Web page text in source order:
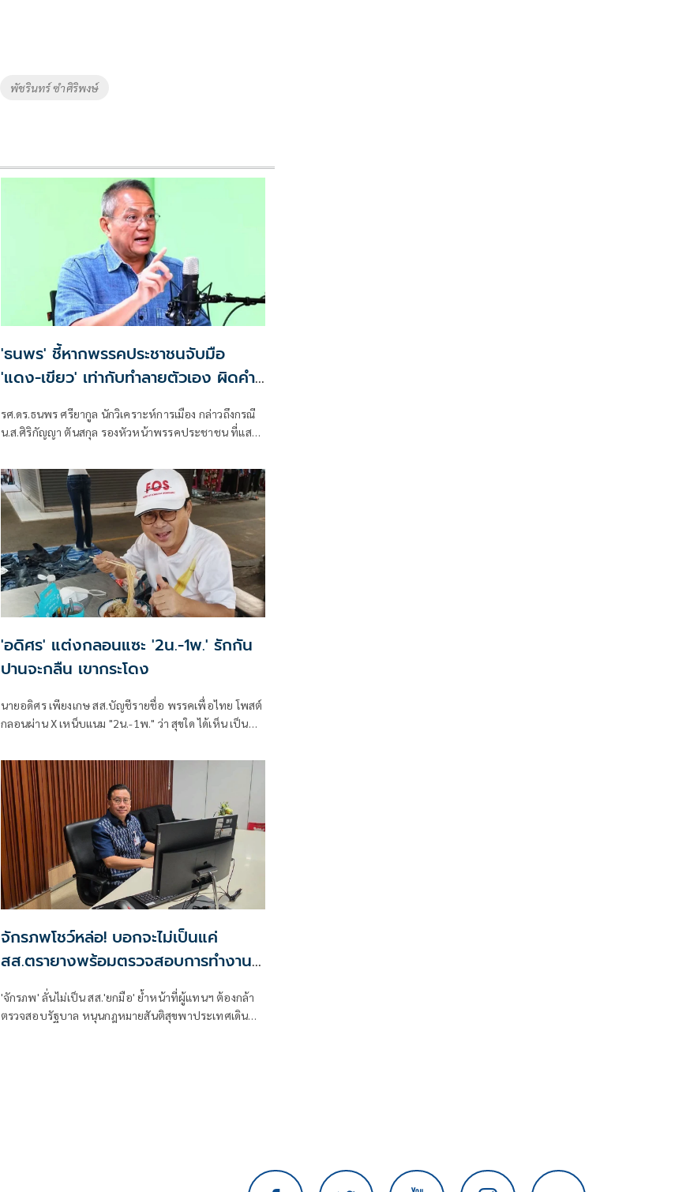
พัชรินทร์ ซำศิริพงษ์
'ธนพร' ชี้หากพรรคประชาชนจับมือ
'แดง-เขียว' เท่ากับทำลายตัวเอง ผิดคำ
รศ.ดร.ธนพร ศรียากูล นักวิเคราะห์การเมือง กล่าวถึงกรณี
น.ส.ศิริกัญญา ตันสกุล รองหัวหน้าพรรคประชาชน ที่แสดง
ไทยกับพรรคภูมิใจไทย ก็จำเป็นต้องพูดคุยกับพรรค
ประชาชนด้วยว่า
'อดิศร' แต่งกลอนแซะ '2น.-1พ.' รักกัน
ปานจะกลืน เขากระโดง
นายอดิศร เพียงเกษ สส.บัญชีรายชื่อ พรรคเพื่อไทย โพสต์
กลอนผ่าน X เหน็บแนม "2น.-1พ." ว่า สุขใด ได้เห็น เป็น
จักรภพโชว์หล่อ! บอกจะไม่เป็นแค่
สส.ตรายางพร้อมตรวจสอบการทำงาน
รัฐบาลด้วย
'จักรภพ' ลั่นไม่เป็น สส.'ยกมือ' ย้ำหน้าที่ผู้แทนฯ ต้องกล้า
ตรวจสอบรัฐบาล หนุนกฎหมายสันติสุขพาประเทศเดิน